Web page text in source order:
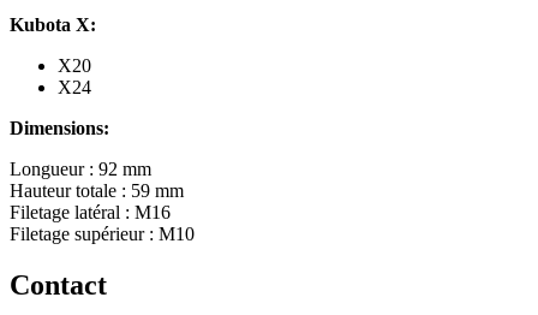
Kubota X:
X20
X24
Dimensions:
Longueur : 92 mm
Hauteur totale : 59 mm
Filetage latéral : M16
Filetage supérieur : M10
Contact